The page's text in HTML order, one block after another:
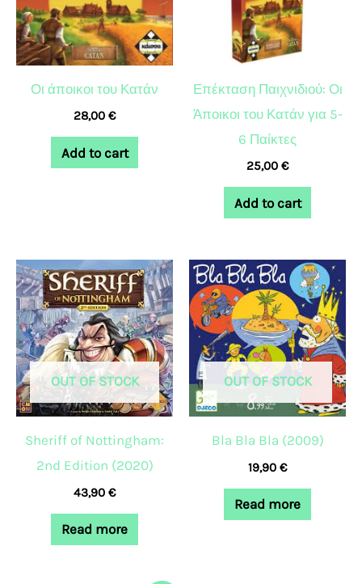
Οι άποικοι του Κατάν
28,00 €
Add to cart
Επέκταση Παιχνιδιού: Οι
Άποικοι του Κατάν για 5-
6 Παίκτες
25,00 €
Add to cart
OUT OF STOCK
Sheriff of Nottingham:
2nd Edition (2020)
43,90 €
Read more
OUT OF STOCK
Bla Bla Bla (2009)
19,90 €
Read more